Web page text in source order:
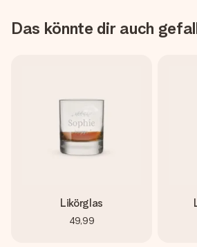
Das könnte dir auch
Likörglas
49,99